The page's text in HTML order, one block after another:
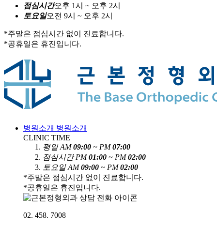
점심시간오후 1시 ~ 오후 2시
토요일오전 9시 ~ 오후 2시
*주말은 점심시간 없이 진료합니다.
*공휴일은 휴진입니다.
병원소개 병원소개
CLINIC TIME
평일 AM09:00 ~ PM07:00
점심시간 PM01:00 ~ PM02:00
토 요일 AM09:00 ~ PM02:00
*주말은 점심시간 없이 진료합니다.
*공휴일은 휴진입니다.
02. 458. 7008